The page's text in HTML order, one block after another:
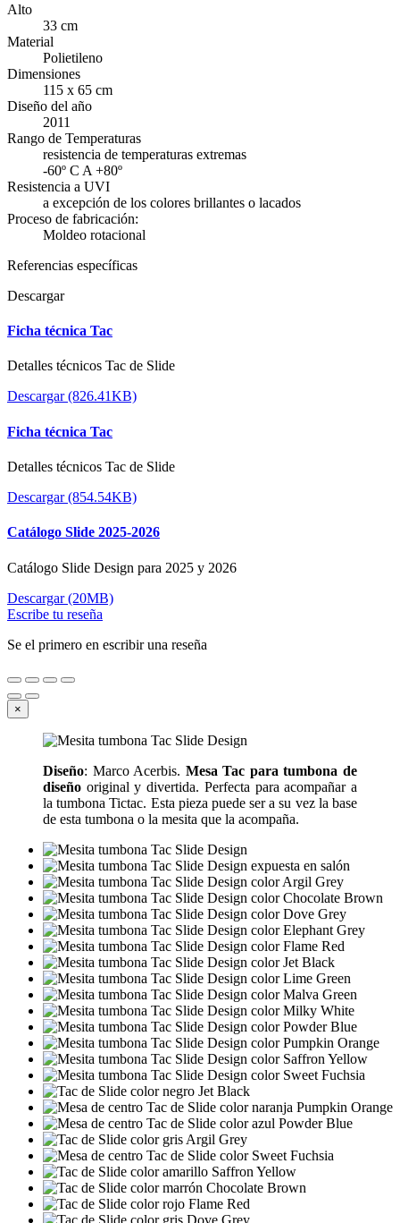
Alto
33 cm
Material
Polietileno
Dimensiones
115 x 65 cm
Diseño del año
2011
Rango de Temperaturas
resistencia de temperaturas extremas
-60º C A +80º
Resistencia a UVI
a excepción de los colores brillantes o lacados
Proceso de fabricación:
Moldeo rotacional
Referencias específicas
Descargar
Ficha técnica Tac
Detalles técnicos Tac de Slide
Descargar (826.41KB)
Ficha técnica Tac
Detalles técnicos Tac de Slide
Descargar (854.54KB)
Catálogo Slide 2025-2026
Catálogo Slide Design para 2025 y 2026
Descargar (20MB)
Escribe tu reseña
Se el primero en escribir una reseña
×
Diseño: Marco Acerbis. Mesa Tac para tumbona de
diseño original y divertida. Perfecta para acompañar a
la tumbona Tictac. Esta pieza puede ser a su vez la base
de esta tumbona o la mesita que la acompaña.